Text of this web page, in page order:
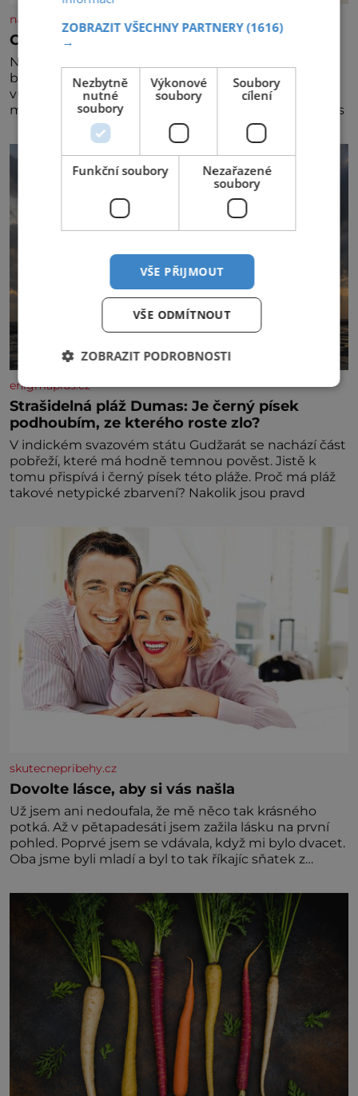
nasehvezdy.cz
Osamělá herečka Syslová všechno vzdala?
Nedávno se povídalo, že má Dana Syslová (80)
blízkého přítele, který je jí oporou. Ale je to ještě
vůbec pravda? V posledních dnech čím dál častěji
mluví o svém odchodu. Dohnala ji snad samota? Půs
enigmaplus.cz
Strašidelná pláž Dumas: Je černý písek
podhoubím, ze kterého roste zlo?
V indickém svazovém státu Gudžarát se nachází část
pobřeží, které má hodně temnou pověst. Jistě k
tomu přispívá i černý písek této pláže. Proč má pláž
takové netypické zbarvení? Nakolik jsou pravd
skutecnepribehy.cz
Dovolte lásce, aby si vás našla
Už jsem ani nedoufala, že mě něco tak krásného
potká. Až v pětapadesáti jsem zažila lásku na první
pohled. Poprvé jsem se vdávala, když mi bylo dvacet.
Oba jsme byli mladí a byl to tak říkajíc sňatek z
zaopatřený mladý muž. Manželství nám oběma moc
nesvědčilo, brzy jsme zjistili, že
ZOBRAZIT VŠECHNY PARTNERY(1616)
→
Nezbytně
nutné
soubory
Výkonové
soubory
Soubory
cílení
Funkční soubory
Nezařazené
soubory
VŠE PŘIJMOUT
VŠE ODMÍTNOUT
ZOBRAZIT PODROBNOSTI